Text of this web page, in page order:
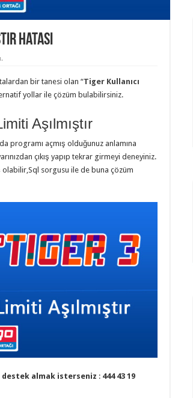
Hatası
bir tanesi olan “Tiger Kullanıcı
yollar ile çözüm bulabilirsiniz.
Aşılmıştır
programı açmış olduğunuz anlamına
çıkış yapıp tekrar girmeyi deneyiniz.
olabilir,Sql sorgusu ile de buna çözüm
destek almak isterseniz : 444 43 19